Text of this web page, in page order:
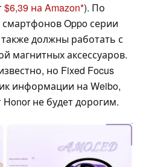
$6,39 на Amazon ). По
Oppo серии
должны работать с
магнитных аксессуаров.
но Fixed Focus
информации на Weibo,
не будет дорогим.